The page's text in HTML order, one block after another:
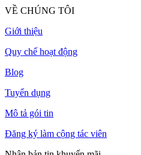
VỀ CHÚNG TÔI
Giới thiệu
Quy chế hoạt động
Blog
Tuyển dụng
Mô tả gói tin
Đăng ký làm cộng tác viên